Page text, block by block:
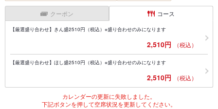
クーポン コース
【厳選盛り合わせ】きん盛2510円（税込）※盛り合わせのみになります
2,510円 （税込）
【厳選盛り合わせ】ほし盛2510円（税込）※盛り合わせのみになります
2,510円 （税込）
カレンダーの更新に失敗しました。
下記ボタンを押して空席状況を更新してください。